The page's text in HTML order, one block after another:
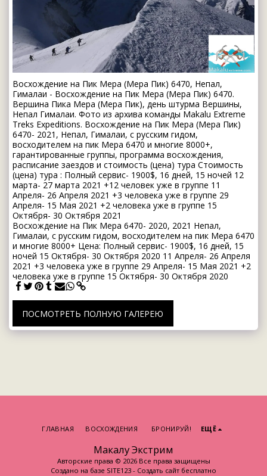
Восхождение на Пик Мера (Мера Пик) 6470, Непал,
Гималаи - Восхождение на Пик Мера (Мера Пик) 6470.
Вершина Пика Мера (Мера Пик), день штурма Вершины,
Непал Гималаи. Фото из архива команды Makalu Extreme
Treks Expeditions. Восхождение на Пик Мера (Мера Пик)
6470- 2021, Непал, Гималаи, с русским гидом,
восходителем на пик Мера 6470 и многие 8000+,
гарантированные группы, программа восхождения,
расписание заездов и стоимость (цена) тура Стоимость
(цена) тура : Полный сервис- 1900$, 16 дней, 15 ночей 12
марта- 27 марта 2021 +12 человек уже в группе 11
Апреля- 26 Апреля 2021 +3 человека уже в группе 29
Апреля- 15 Мая 2021 +2 человека уже в группе 15
Октября- 30 Октября 2021
Восхождение на Пик Мера 6470- 2020, 2021 Непал,
Гималаи, с русским гидом, восходителем на пик Мера 6470
и многие 8000+ Цена: Полный сервис- 1900$, 16 дней, 15
ночей 15 Октября- 30 Октября 2020 11 Апреля- 26 Апреля
2021 +3 человека уже в группе 29 Апреля- 15 Мая 2021 +2
человека уже в группе 15 Октября- 30 Октября 2020
ПОСМОТРЕТЬ ПОЛНУЮ ГАЛЕРЕЮ
Макалу Экстрим
Авторские права © 2026 Все права защищены
Создано на базе SITE123 - Создать сайт бесплатно
ГЛАВНАЯ ВОСХОЖДЕНИЯ БРОНИРУЙ! ЕЩЁ